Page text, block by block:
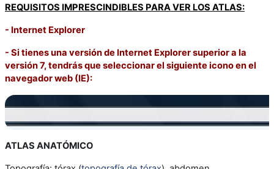
REQUISITOS IMPRESCINDIBLES PARA VER LOS ATLAS:
- Internet Explorer
- Si tienes una versión de Internet Explorer superior a la
versión 7, tendrás que seleccionar el siguiente icono en el
navegador web (IE):
ATLAS ANATÓMICO